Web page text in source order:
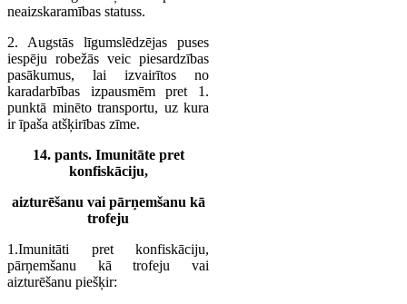
neaizskaramības statuss.
2. Augstās līgumslēdzējas puses
iespēju robežās veic piesardzības
pasākumus, lai izvairītos no
karadarbības izpausmēm pret 1.
punktā minēto transportu, uz kura
ir īpaša atšķirības zīme.
14. pants. Imunitāte pret
konfiskāciju,
aizturēšanu vai pārņemšanu kā
trofeju
1.Imunitāti pret konfiskāciju,
pārņemšanu kā trofeju vai
aizturēšanu piešķir: